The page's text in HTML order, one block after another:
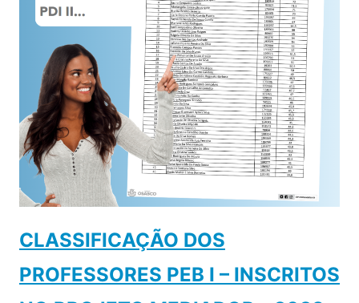
CLASSIFICAÇÃO DOS
PROFESSORES PEB I – INSCRITOS